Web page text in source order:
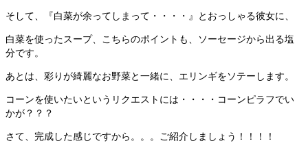
そして、『白菜が余ってしまって・・・・』とおっしゃる彼女に、
白菜を使ったスープ、こちらのポイントも、ソーセージから出る塩
分です。
あとは、彩りが綺麗なお野菜と一緒に、エリンギをソテーします。
コーンを使いたいというリクエストには・・・・コーンピラフでい
かが？？？
さて、完成した感じですから。。。ご紹介しましょう！！！！